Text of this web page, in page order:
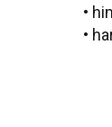
•
•